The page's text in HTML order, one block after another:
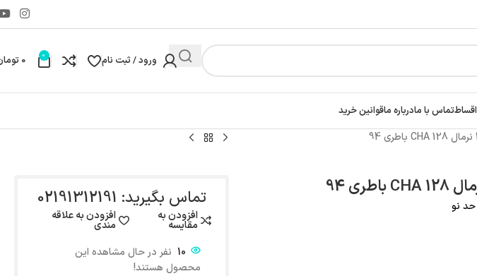
ورود / ثبت نام 0
0
اقساطتماس با مادرباره ماقوانین خرید
تماس بگیرید: 02191312191
افزودن به
مقایسه
افزودن به علاقه
مندی
10 نفر در حال مشاهده این
محصول هستند!